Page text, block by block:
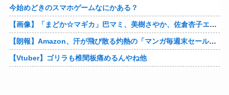
今始めどきのスマホゲームなにかある？
【画像】「まどか☆マギカ」巴マミ、美樹さやか、佐倉杏子エロすぎ放課後えんこーハメ撮りどぴゅどぴゅエチエチが最高すぎる❣
【朗報】Amazon、汗が飛び散る灼熱の「マンガ毎週末セール（50%還元）」を開催！他
【Vtuber】ゴリラも椎間板痛めるんやね他